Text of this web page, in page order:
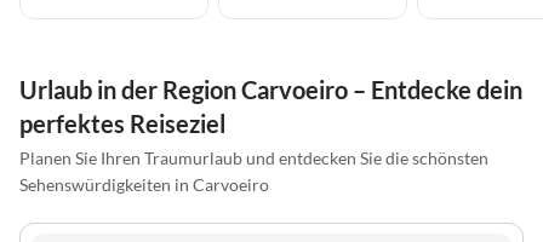
Urlaub in der Region Carvoeiro – Entdecke dein
perfektes Reiseziel
Planen Sie Ihren Traumurlaub und entdecken Sie die schönsten
Sehenswürdigkeiten in Carvoeiro